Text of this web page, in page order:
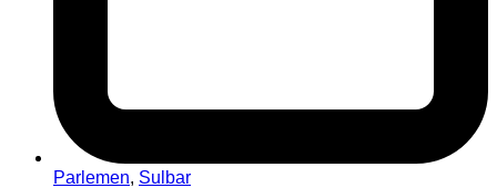
Parlemen, Sulbar